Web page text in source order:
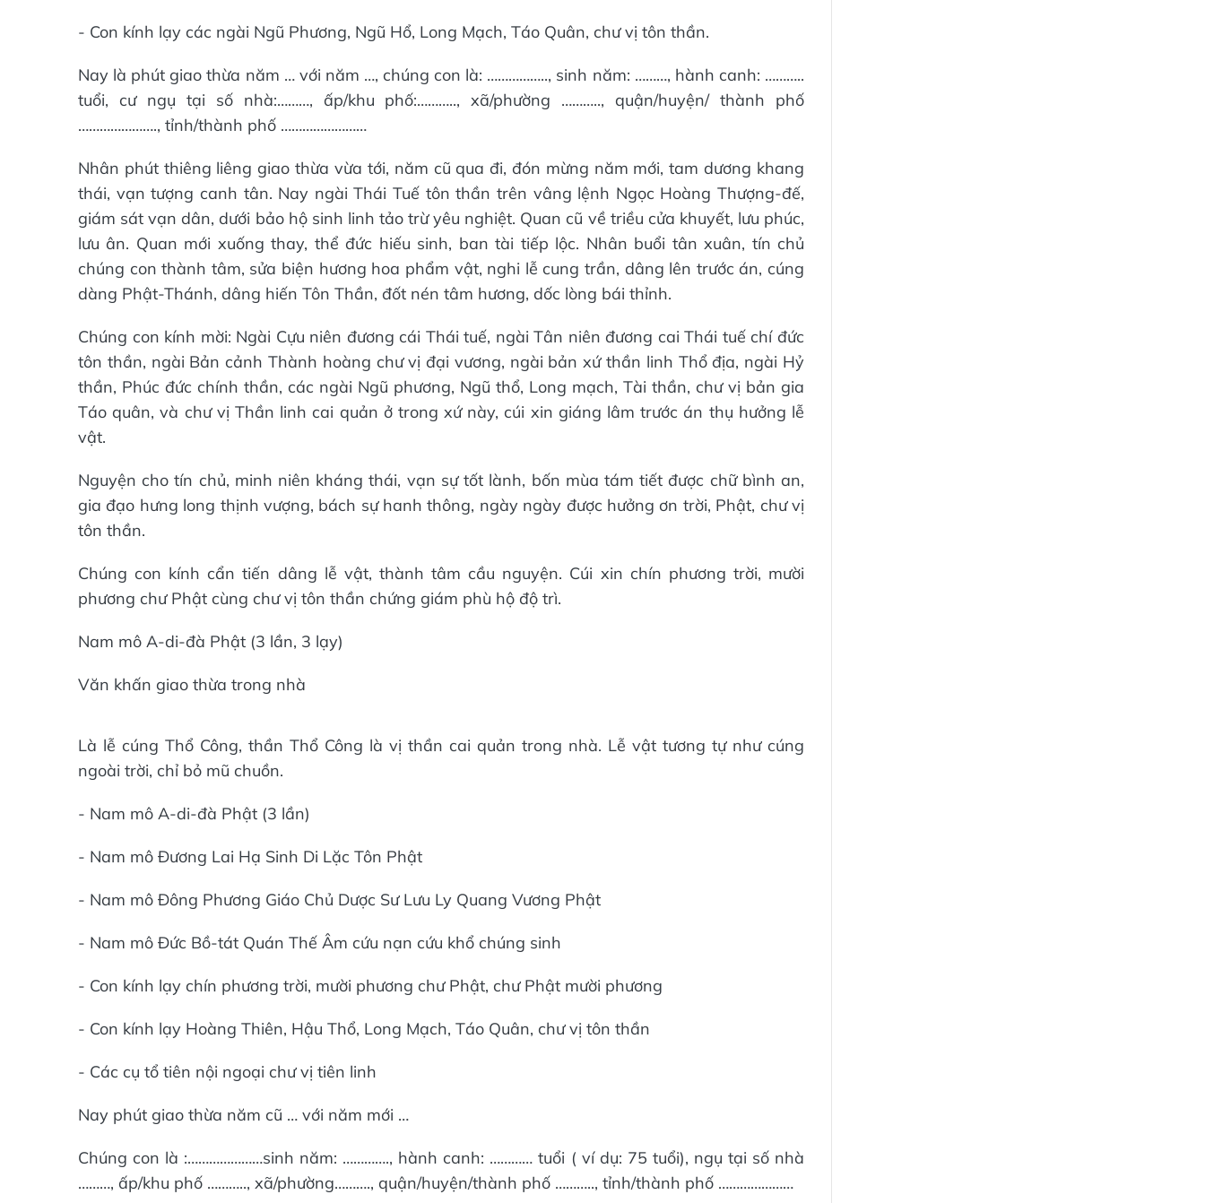
- Con kính lạy các ngài Ngũ Phương, Ngũ Hổ, Long Mạch, Táo Quân, chư vị tôn thần.
Nay là phút giao thừa năm … với năm …, chúng con là: …………….., sinh năm: ………, hành canh: ………..
tuổi, cư ngụ tại số nhà:………, ấp/khu phố:……….., xã/phường ……….., quận/huyện/ thành phố
…………………., tỉnh/thành phố ……………………
Nhân phút thiêng liêng giao thừa vừa tới, năm cũ qua đi, đón mừng năm mới, tam dương khang
thái, vạn tượng canh tân. Nay ngài Thái Tuế tôn thần trên vâng lệnh Ngọc Hoàng Thượng-đế,
giám sát vạn dân, dưới bảo hộ sinh linh tảo trừ yêu nghiệt. Quan cũ về triều cửa khuyết, lưu phúc,
lưu ân. Quan mới xuống thay, thể đức hiếu sinh, ban tài tiếp lộc. Nhân buổi tân xuân, tín chủ
chúng con thành tâm, sửa biện hương hoa phẩm vật, nghi lễ cung trần, dâng lên trước án, cúng
dàng Phật-Thánh, dâng hiến Tôn Thần, đốt nén tâm hương, dốc lòng bái thỉnh.
Chúng con kính mời: Ngài Cựu niên đương cái Thái tuế, ngài Tân niên đương cai Thái tuế chí đức
tôn thần, ngài Bản cảnh Thành hoàng chư vị đại vương, ngài bản xứ thần linh Thổ địa, ngài Hỷ
thần, Phúc đức chính thần, các ngài Ngũ phương, Ngũ thổ, Long mạch, Tài thần, chư vị bản gia
Táo quân, và chư vị Thần linh cai quản ở trong xứ này, cúi xin giáng lâm trước án thụ hưởng lễ
vật.
Nguyện cho tín chủ, minh niên kháng thái, vạn sự tốt lành, bốn mùa tám tiết được chữ bình an,
gia đạo hưng long thịnh vượng, bách sự hanh thông, ngày ngày được hưởng ơn trời, Phật, chư vị
tôn thần.
Chúng con kính cẩn tiến dâng lễ vật, thành tâm cầu nguyện. Cúi xin chín phương trời, mười
phương chư Phật cùng chư vị tôn thần chứng giám phù hộ độ trì.
Nam mô A-di-đà Phật (3 lần, 3 lạy)
Văn khấn giao thừa trong nhà
Là lễ cúng Thổ Công, thần Thổ Công là vị thần cai quản trong nhà. Lễ vật tương tự như cúng
ngoài trời, chỉ bỏ mũ chuồn.
- Nam mô A-di-đà Phật (3 lần)
- Nam mô Đương Lai Hạ Sinh Di Lặc Tôn Phật
- Nam mô Đông Phương Giáo Chủ Dược Sư Lưu Ly Quang Vương Phật
- Nam mô Đức Bồ-tát Quán Thế Âm cứu nạn cứu khổ chúng sinh
- Con kính lạy chín phương trời, mười phương chư Phật, chư Phật mười phương
- Con kính lạy Hoàng Thiên, Hậu Thổ, Long Mạch, Táo Quân, chư vị tôn thần
- Các cụ tổ tiên nội ngoại chư vị tiên linh
Nay phút giao thừa năm cũ … với năm mới …
Chúng con là :…………………sinh năm: …………., hành canh: ………… tuổi ( ví dụ: 75 tuổi), ngụ tại số nhà
………, ấp/khu phố ……….., xã/phường………., quận/huyện/thành phố ……….., tỉnh/thành phố …………………